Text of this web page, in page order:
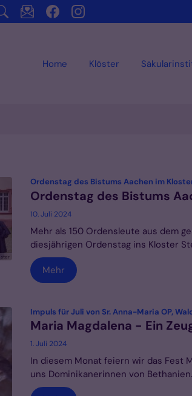
Home Klöster
Ordenstag des Bistums Aachen im
Ordenstag des Bistums
10. Juli 2024
Mehr als 150 Ordensleute aus dem
diesjährigen Ordenstag ins Kloster
Mehr
Impuls für Juli von Sr. Anna-Maria OP,
Maria Magdalena - Ein
1. Juli 2024
In diesem Monat feiern wir das Fest
uns Dominikanerinnen von Bethanien.